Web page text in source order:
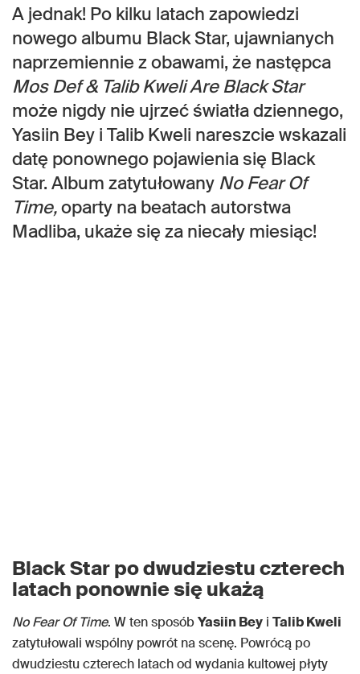
A jednak! Po kilku latach zapowiedzi
nowego albumu Black Star, ujawnianych
naprzemiennie z obawami, że następca
Mos Def & Talib Kweli Are Black Star
może nigdy nie ujrzeć światła dziennego,
Yasiin Bey i Talib Kweli nareszcie wskazali
datę ponownego pojawienia się Black
Star. Album zatytułowany No Fear Of
Time,oparty na beatach autorstwa
Madliba, ukaże się za niecały miesiąc!
Black Star po dwudziestu czterech
latach ponownie się ukażą
No Fear Of Time. W ten sposóbYasiin Bey i Talib Kweli
zatytułowali wspólny powrót na scenę. Powrócą po
dwudziestu czterech latach od wydania kultowej płyty